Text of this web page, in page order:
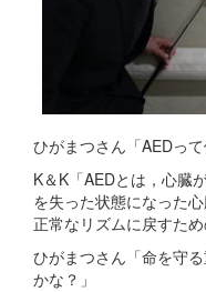
ひがまつさん「AEDって
K＆K「AEDとは，心臓
を失った状態になった
正常なリズムに戻すため
ひがまつさん「命を守
かな？」